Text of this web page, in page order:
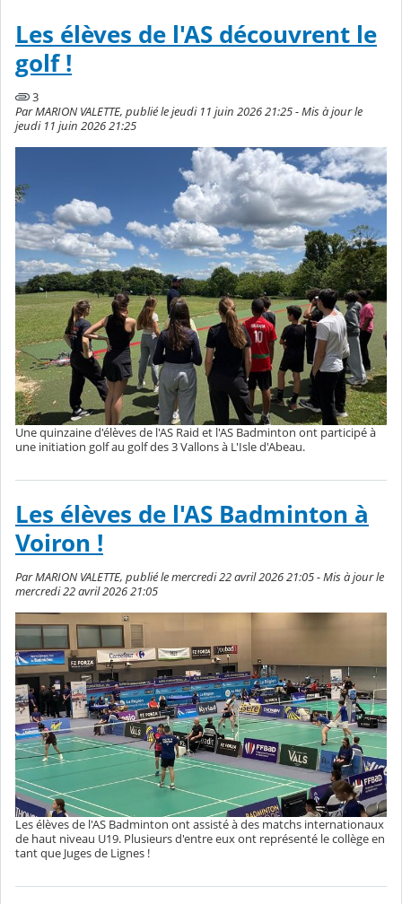
Les élèves de l'AS découvrent le
golf !
3
Par MARION VALETTE, publié le jeudi 11 juin 2026 21:25 - Mis à jour le
jeudi 11 juin 2026 21:25
Une quinzaine d'élèves de l'AS Raid et l'AS Badminton ont participé à
une initiation golf au golf des 3 Vallons à L'Isle d'Abeau.
Les élèves de l'AS Badminton à
Voiron !
Par MARION VALETTE, publié le mercredi 22 avril 2026 21:05 - Mis à jour le
mercredi 22 avril 2026 21:05
Les élèves de l'AS Badminton ont assisté à des matchs internationaux
de haut niveau U19. Plusieurs d'entre eux ont représenté le collège en
tant que Juges de Lignes !